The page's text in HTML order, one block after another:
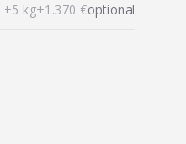
+5 kg+1.370 €optional